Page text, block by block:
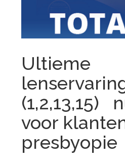
Ultieme
(1,2,13,15)
voor
presbyopie